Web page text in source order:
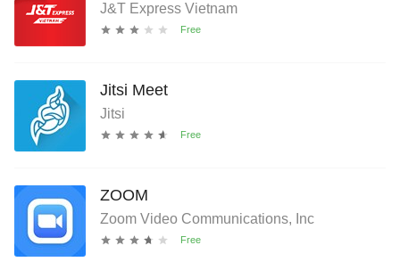
J&T Express Vietnam
Jitsi Meet
Jitsi
ZOOM
Zoom Video Communications, Inc